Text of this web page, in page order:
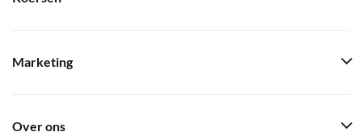
Marketing
Over ons